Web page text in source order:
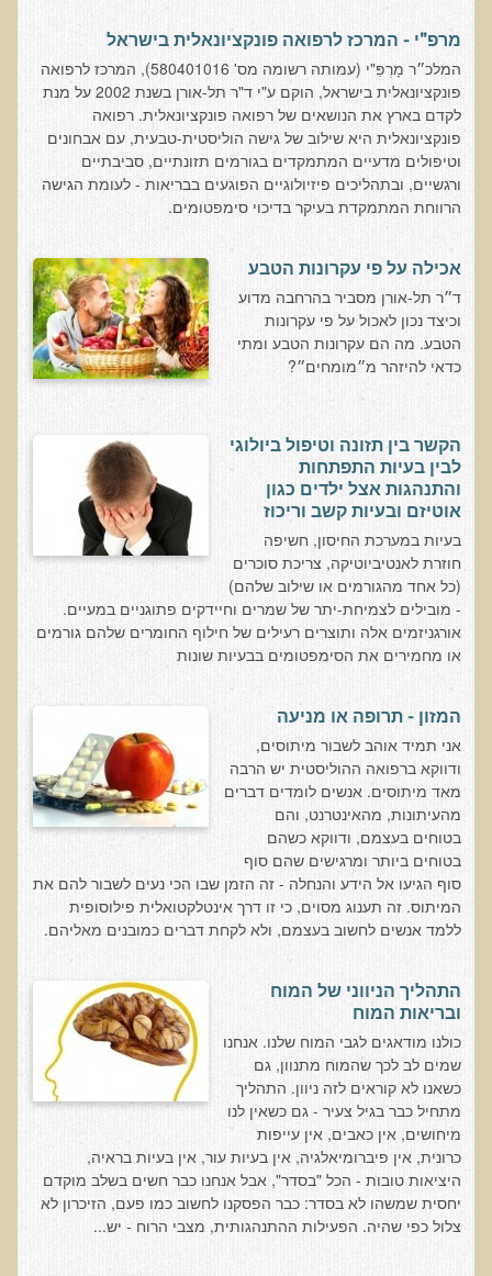
בדיקות לקזיאו-מורפינים וגלוטיאו-מורפינים
שאלות ותשובות למעבדה
דפי מידע
רשימת משאבים לפציינט
רשימת תוצרת מרוססת
רשימת מאכלים המכילים חומצה אוקסלית
דף כספית
רשימת מאכלים המכילים היסטמין
עשרת המזונות
עדויות מטופלים
תודה לך דוקטור על חוויה נהדרת
אדם ורופא שנותן לי אלטרנטיבה אחרת ממה שהרופאים שפגשתי נתנו
לי
​תודה לך עדיאל על הפגישה היום. מאד שמחתי על האווירה האופטימית
עצוב נורא לחשוב שכל כך הרבה אנשים מאמינים שכימותרפיה היא
התקווה היחידה כאשר מאובחנים עם סרטן
אנחנו מאושרים מאוד שביצענו ואת הבדיקה וממליצים בחום לכל מי
שסובל לעשות אותה.
הבריאות של כל המשפחה השתפרה
אסירי תודה לך על השבת הבריאות שלנו
תודה דר' עדיאל שהצלת את חיי!
אודות
ענבל ליבסקי, Bsc, ND
ד"ר גבריאל שמלוב MD
ד"ר שולמית לוריא (MD)
איפה נמצא ד"ר תל-אורן
אקופוליטן רשת בינ"ל לבריאות האדם והסביבה
מיהו ד"ר עדיאל תל-אורן
הארגון למזעור החשיפה האלקטרומגנטית
מרפ"י - המרכז לרפואה פונקציונאלית בישראל
מרפ"י - המרכז לרפואה פונקציונאלית בישראל
המלכ״ר מָרְפִּ"י (עמותה רשומה מס' 580401016), המרכז לרפואה
פונקציונאלית בישראל, הוקם ע"י ד"ר תל-אורן בשנת 2002 על מנת
לקדם בארץ את הנושאים של רפואה פונקציונאלית. רפואה
פונקציונאלית היא שילוב של גישה הוליסטית-טבעית, עם אבחונים
וטיפולים מדעיים המתמקדים בגורמים תזונתיים, סביבתיים
ורגשיים, ובתהליכים פיזיולוגיים הפוגעים בבריאות - לעומת הגישה
הרווחת המתמקדת בעיקר בדיכוי סימפטומים.
אכילה על פי עקרונות הטבע
ד״ר תל-אורן מסביר בהרחבה מדוע
וכיצד נכון לאכול על פי עקרונות
הטבע. מה הם עקרונות הטבע ומתי
כדאי להיזהר מ״מומחים״?
הקשר בין תזונה וטיפול ביולוגי
לבין בעיות התפתחות
והתנהגות אצל ילדים כגון
אוטיזם ובעיות קשב וריכוז
בעיות במערכת החיסון, חשיפה
חוזרת לאנטיביוטיקה, צריכת סוכרים
(כל אחד מהגורמים או שילוב שלהם)
- מובילים לצמיחת-יתר של שמרים וחיידקים פתוגניים במעיים.
אורגניזמים אלה ותוצרים רעילים של חילוף החומרים שלהם גורמים
או מחמירים את הסימפטומים בבעיות שונות
המזון - תרופה או מניעה
אני תמיד אוהב לשבור מיתוסים,
ודווקא ברפואה ההוליסטית יש הרבה
מאד מיתוסים. אנשים לומדים דברים
מהעיתונות, מהאינטרנט, והם
בטוחים בעצמם, ודווקא כשהם
בטוחים ביותר ומרגישים שהם סוף
סוף הגיעו אל הידע והנחלה - זה הזמן שבו הכי נעים לשבור להם את
המיתוס. זה תענוג מסוים, כי זו דרך אינטלקטואלית פילוסופית
ללמד אנשים לחשוב בעצמם, ולא לקחת דברים כמובנים מאליהם.
התהליך הניווני של המוח
ובריאות המוח
כולנו מודאגים לגבי המוח שלנו. אנחנו
שמים לב לכך שהמוח מתנוון, גם
כשאנו לא קוראים לזה ניוון. התהליך
מתחיל כבר בגיל צעיר - גם כשאין לנו
מיחושים, אין כאבים, אין עייפות
כרונית, אין פיברומיאלגיה, אין בעיות עור, אין בעיות בראיה,
היציאות טובות - הכל "בסדר", אבל אנחנו כבר חשים בשלב מוקדם
יחסית שמשהו לא בסדר: כבר הפסקנו לחשוב כמו פעם, הזיכרון לא
צלול כפי שהיה. הפעילות ההתנהגותית, מצבי הרוח - יש...